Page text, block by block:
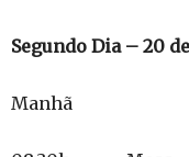
Segundo Dia – 20
Manhã